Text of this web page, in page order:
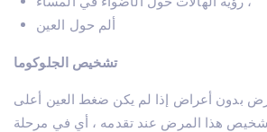
ألم حول العين
تشخيص الجلوكوما
بدون أعراض إذا لم يكن ضغط العين أعلى
تشخيص هذا المرض عند تقدمه ، أي في مرحلة